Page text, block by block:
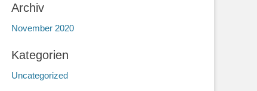
Archiv
November 2020
Kategorien
Uncategorized